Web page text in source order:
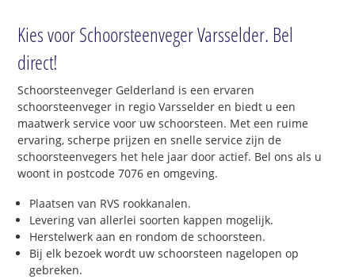
Kies voor Schoorsteenveger Varsselder. Bel
direct!
Schoorsteenveger Gelderland is een ervaren
schoorsteenveger in regio Varsselder en biedt u een
maatwerk service voor uw schoorsteen. Met een ruime
ervaring, scherpe prijzen en snelle service zijn de
schoorsteenvegers het hele jaar door actief. Bel ons als u
woont in postcode 7076 en omgeving.
Plaatsen van RVS rookkanalen.
Levering van allerlei soorten kappen mogelijk.
Herstelwerk aan en rondom de schoorsteen.
Bij elk bezoek wordt uw schoorsteen nagelopen op
gebreken.